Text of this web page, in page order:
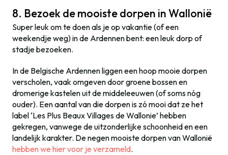
8. Bezoek de mooiste dorpen in Wallonië
Super leuk om te doen als je op vakantie (of een
weekendje weg) in de Ardennen bent: een leuk dorp of
stadje bezoeken.
In de Belgische Ardennen liggen een hoop mooie dorpen
verscholen, vaak omgeven door groene bossen en
dromerige kastelen uit de middeleeuwen (of soms nóg
ouder). Een aantal van die dorpen is zó mooi dat ze het
label ‘Les Plus Beaux Villages de Wallonie’ hebben
gekregen, vanwege de uitzonderlijke schoonheid en een
landelijk karakter. De negen mooiste dorpen van Wallonië
hebben we hier voor je verzameld.